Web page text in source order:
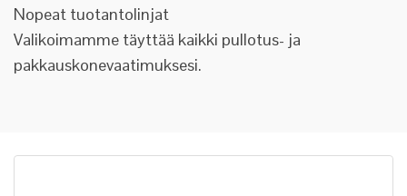
Nopeat tuotantolinjat
Valikoimamme täyttää kaikki pullotus- ja
pakkauskonevaatimuksesi.